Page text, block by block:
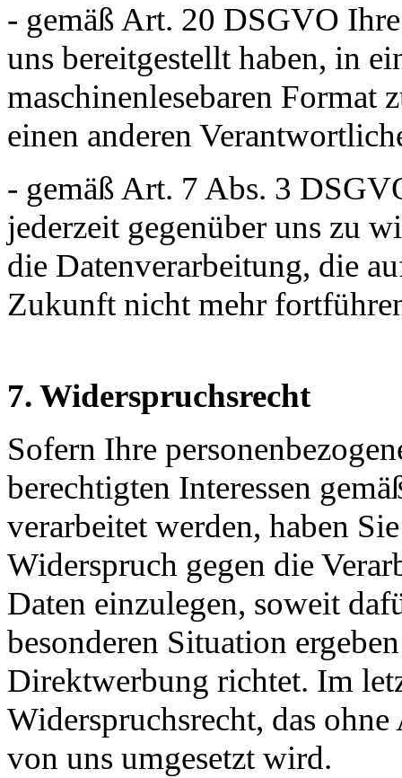
- gemäß Art. 20 DSGVO
uns bereitgestellt haben, in
maschinenlesebaren Format
einen anderen
- gemäß Art. 7 Abs. 3
jederzeit gegenüber uns zu
die Datenverarbeitung, die
Zukunft nicht mehr
7. Widerspruchsrecht
Sofern Ihre
berechtigten Interessen
verarbeitet werden, haben
Widerspruch gegen die
Daten einzulegen, soweit
besonderen Situation
Direktwerbung richtet. Im
Widerspruchsrecht, das
von uns umgesetzt wird.